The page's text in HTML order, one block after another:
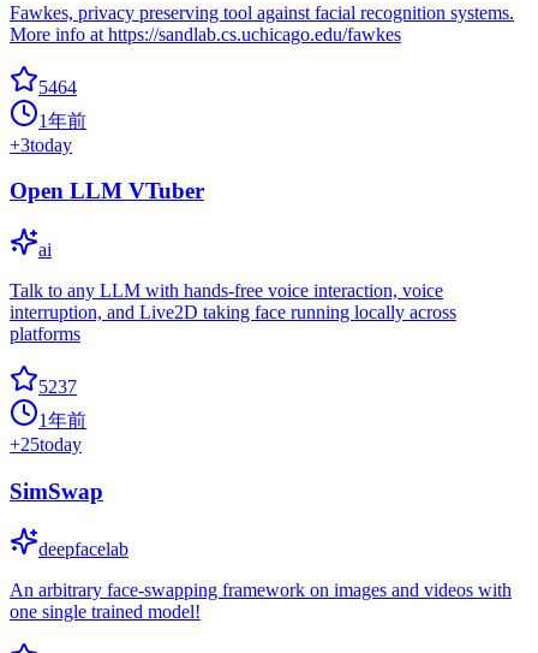
Fawkes, privacy preserving tool against facial recognition systems.
More info at https://sandlab.cs.uchicago.edu/fawkes
5464
1年前
+3today
Open LLM VTuber
ai
Talk to any LLM with hands-free voice interaction, voice
interruption, and Live2D taking face running locally across
platforms
5237
1年前
+25today
SimSwap
deepfacelab
An arbitrary face-swapping framework on images and videos with
one single trained model!